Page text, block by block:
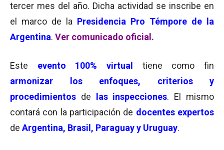
tercer mes del año. Dicha actividad se inscribe en
el marco de la Presidencia Pro Témpore de la
Argentina. Ver comunicado oficial.
Este evento 100% virtual
tiene como fin
armonizar los enfoques, criterios y
procedimientos de las inspecciones. El mismo
contará con la participación de docentes expertos
de Argentina, Brasil, Paraguay y Uruguay.